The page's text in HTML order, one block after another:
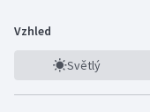
Vzhled
Světlý